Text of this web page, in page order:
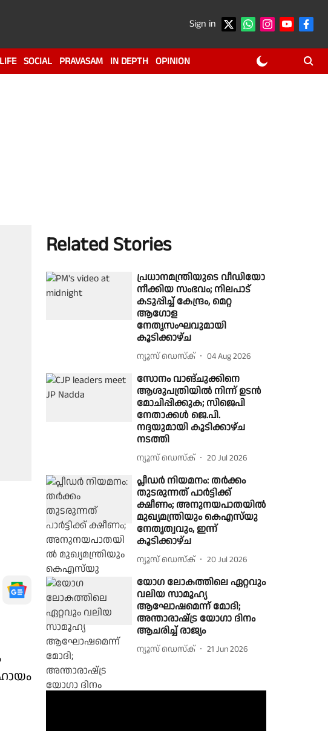
Sign in
LIFE SOCIAL PRAVASAM IN DEPTH OPINION
Related Stories
പ്രധാനമന്ത്രിയുടെ വീഡിയോ
നീക്കിയ സംഭവം; നിലപാട്
കടുപ്പിച്ച് കേന്ദ്രം, മെറ്റ
ആഗോള
നേതൃസംഘവുമായി
കൂടിക്കാഴ്ച
ന്യൂസ് ഡെസ്ക് 04 Aug 2026
സോനം വാങ്ചുക്കിനെ
ആശുപത്രിയിൽ നിന്ന് ഉടൻ
മോചിപ്പിക്കുക; സിജെപി
നേതാക്കൾ ജെ.പി.
നദ്ദയുമായി കൂടിക്കാഴ്ച
നടത്തി
ന്യൂസ് ഡെസ്ക് 20 Jul 2026
പ്ലീഡര്‍ നിയമനം: തര്‍ക്കം
തുടരുന്നത് പാര്‍ട്ടിക്ക്
ക്ഷീണം; അനുനയപാതയില്‍
മുഖ്യമന്ത്രിയും കെഎസ്‌യു
നേതൃത്വവും, ഇന്ന്
കൂടിക്കാഴ്ച
ന്യൂസ് ഡെസ്ക് 20 Jul 2026
യോഗ ലോകത്തിലെ ഏറ്റവും
വലിയ സാമൂഹ്യ
ആഘോഷമെന്ന് മോദി;
അന്താരാഷ്‌ട്ര യോഗാ ദിനം
ആചരിച്ച് രാജ്യം
ന്യൂസ് ഡെസ്ക് 21 Jun 2026